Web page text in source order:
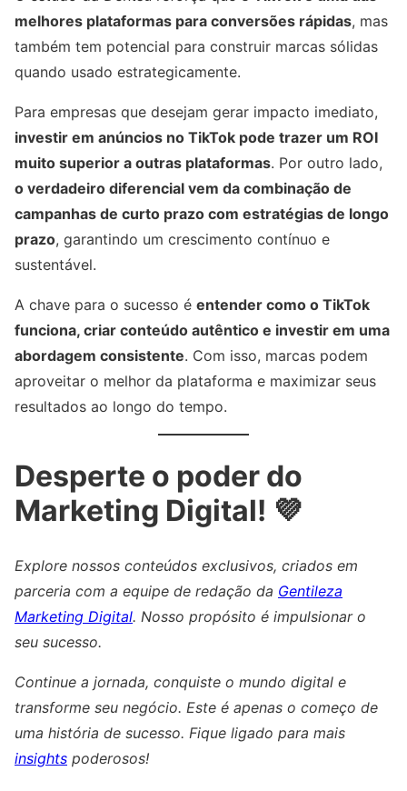
melhores plataformas para conversões rápidas, mas
também tem potencial para construir marcas sólidas
quando usado estrategicamente.
Para empresas que desejam gerar impacto imediato,
investir em anúncios no TikTok pode trazer um ROI
muito superior a outras plataformas. Por outro lado,
o verdadeiro diferencial vem da combinação de
campanhas de curto prazo com estratégias de longo
prazo, garantindo um crescimento contínuo e
sustentável.
A chave para o sucesso é entender como o TikTok
funciona, criar conteúdo autêntico e investir em uma
abordagem consistente. Com isso, marcas podem
aproveitar o melhor da plataforma e maximizar seus
resultados ao longo do tempo.
Desperte o poder do
Marketing Digital! 💜
Explore nossos conteúdos exclusivos, criados em
parceria com a equipe de redação da Gentileza
Marketing Digital. Nosso propósito é impulsionar o
seu sucesso.
Continue a jornada, conquiste o mundo digital e
transforme seu negócio. Este é apenas o começo de
uma história de sucesso. Fique ligado para mais
insights poderosos!